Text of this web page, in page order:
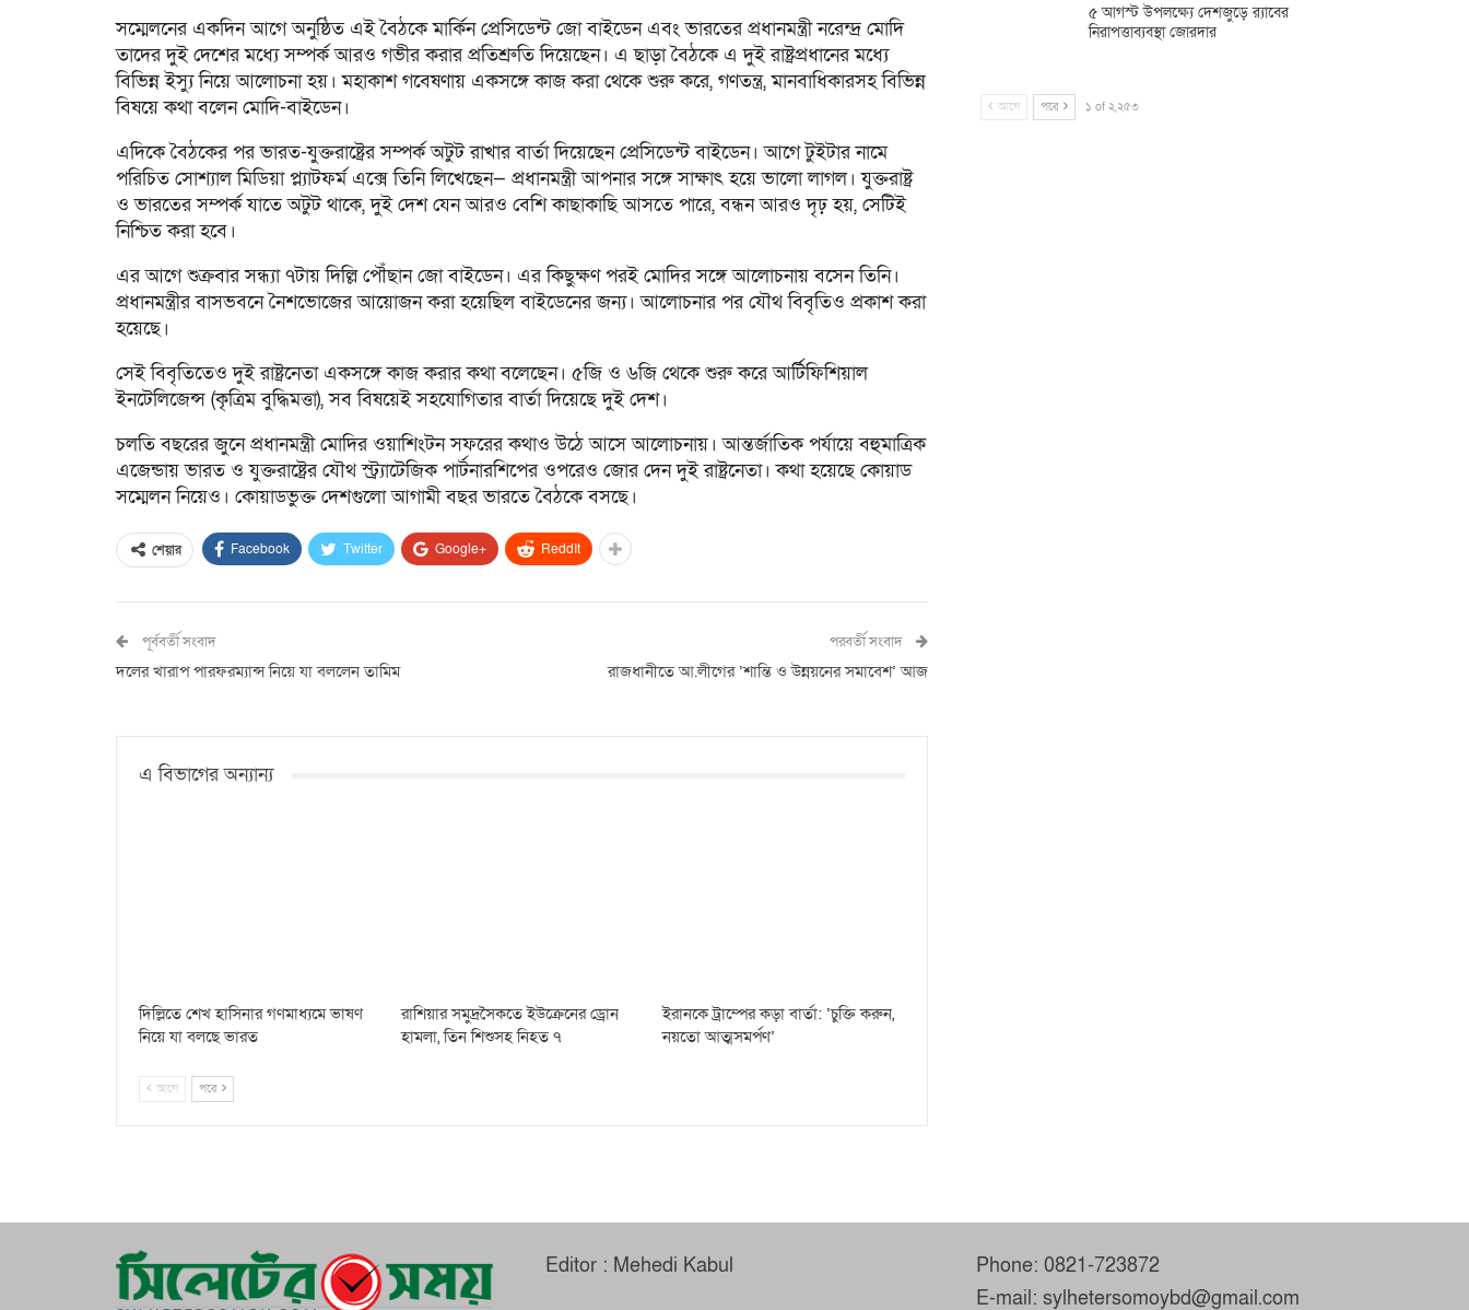
সম্মেলনের একদিন আগে অনুষ্ঠিত এই বৈঠকে মার্কিন প্রেসিডেন্ট জো বাইডেন এবং ভারতের প্রধানমন্ত্রী নরেন্দ্র মোদি
তাদের দুই দেশের মধ্যে সম্পর্ক আরও গভীর করার প্রতিশ্রুতি দিয়েছেন। এ ছাড়া বৈঠকে এ দুই রাষ্ট্রপ্রধানের মধ্যে
বিভিন্ন ইস্যু নিয়ে আলোচনা হয়। মহাকাশ গবেষণায় একসঙ্গে কাজ করা থেকে শুরু করে, গণতন্ত্র, মানবাধিকারসহ বিভিন্ন
বিষয়ে কথা বলেন মোদি-বাইডেন।
এদিকে বৈঠকের পর ভারত-যুক্তরাষ্ট্রের সম্পর্ক অটুট রাখার বার্তা দিয়েছেন প্রেসিডেন্ট বাইডেন। আগে টুইটার নামে
পরিচিত সোশ্যাল মিডিয়া প্ল্যাটফর্ম এক্সে তিনি লিখেছেন— প্রধানমন্ত্রী আপনার সঙ্গে সাক্ষাৎ হয়ে ভালো লাগল। যুক্তরাষ্ট্র
ও ভারতের সম্পর্ক যাতে অটুট থাকে, দুই দেশ যেন আরও বেশি কাছাকাছি আসতে পারে, বন্ধন আরও দৃঢ় হয়, সেটিই
নিশ্চিত করা হবে।
এর আগে শুক্রবার সন্ধ্যা ৭টায় দিল্লি পৌঁছান জো বাইডেন। এর কিছুক্ষণ পরই মোদির সঙ্গে আলোচনায় বসেন তিনি।
প্রধানমন্ত্রীর বাসভবনে নৈশভোজের আয়োজন করা হয়েছিল বাইডেনের জন্য। আলোচনার পর যৌথ বিবৃতিও প্রকাশ করা
হয়েছে।
সেই বিবৃতিতেও দুই রাষ্ট্রনেতা একসঙ্গে কাজ করার কথা বলেছেন। ৫জি ও ৬জি থেকে শুরু করে আর্টিফিশিয়াল
ইনটেলিজেন্স (কৃত্রিম বুদ্ধিমত্তা), সব বিষয়েই সহযোগিতার বার্তা দিয়েছে দুই দেশ।
চলতি বছরের জুনে প্রধানমন্ত্রী মোদির ওয়াশিংটন সফরের কথাও উঠে আসে আলোচনায়। আন্তর্জাতিক পর্যায়ে বহুমাত্রিক
এজেন্ডায় ভারত ও যুক্তরাষ্ট্রের যৌথ স্ট্র্যাটেজিক পার্টনারশিপের ওপরেও জোর দেন দুই রাষ্ট্রনেতা। কথা হয়েছে কোয়াড
সম্মেলন নিয়েও। কোয়াডভুক্ত দেশগুলো আগামী বছর ভারতে বৈঠকে বসছে।
শেয়ার Facebook Twitter Google+ ReddIt
পূর্ববর্তী সংবাদ
দলের খারাপ পারফরম্যান্স নিয়ে যা বললেন তামিম
পরবর্তী সংবাদ
রাজধানীতে আ.লীগের ‘শান্তি ও উন্নয়নের সমাবেশ’ আজ
এ বিভাগের অন্যান্য
দিল্লিতে শেখ হাসিনার গণমাধ্যমে ভাষণ
নিয়ে যা বলছে ভারত
রাশিয়ার সমুদ্রসৈকতে ইউক্রেনের ড্রোন
হামলা, তিন শিশুসহ নিহত ৭
ইরানকে ট্রাম্পের কড়া বার্তা: ‘চুক্তি করুন,
নয়তো আত্মসমর্পণ’
আগে পরে
৫ আগস্ট উপলক্ষ্যে দেশজুড়ে র‌্যাবের
নিরাপত্তাব্যবস্থা জোরদার
আগে পরে ১ of ২,২৫৩
Editor : Mehedi Kabul
Phone: 0821-723872
E-mail: sylhetersomoybd@gmail.com